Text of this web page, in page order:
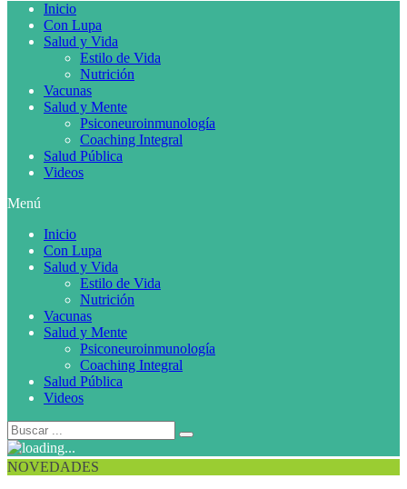
Inicio
Con Lupa
Salud y Vida
Estilo de Vida
Nutrición
Vacunas
Salud y Mente
Psiconeuroinmunología
Coaching Integral
Salud Pública
Videos
Menú
Inicio
Con Lupa
Salud y Vida
Estilo de Vida
Nutrición
Vacunas
Salud y Mente
Psiconeuroinmunología
Coaching Integral
Salud Pública
Videos
NOVEDADES